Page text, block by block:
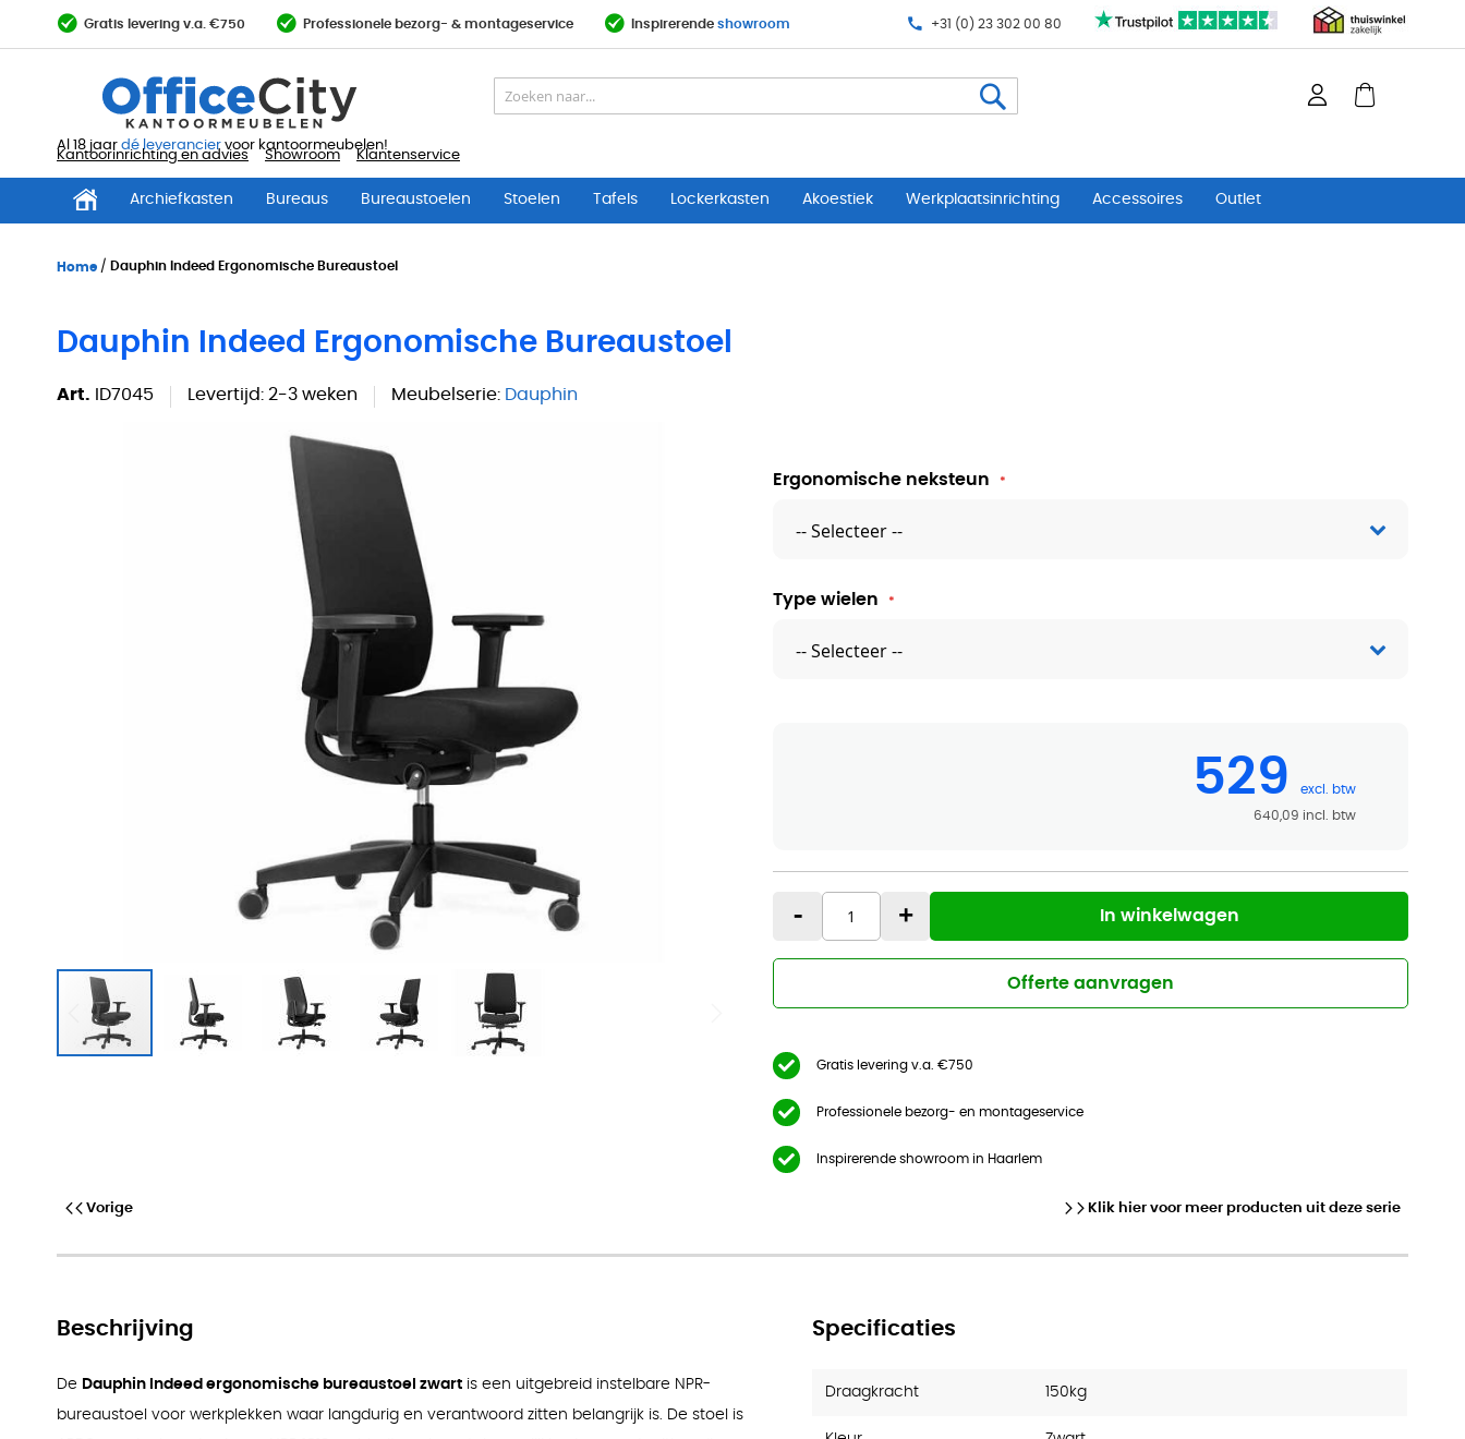
Gratis levering v.a. €750 Professionele bezorg- & montageservice Inspirerende showroom +31 (0) 23 302 00 80
Al 18 jaar dé leverancier voor kantoormeubelen!
Kantoorinrichting en advies Showroom Klantenservice
Archiefkasten Bureaus Bureaustoelen Stoelen Tafels Lockerkasten Akoestiek Werkplaatsinrichting Accessoires Outlet
Home Dauphin Indeed Ergonomische Bureaustoel
Dauphin Indeed Ergonomische Bureaustoel
Art. ID7045 Levertijd: 2-3 weken Meubelserie: Dauphin
Dauphin Indeed Ergonomische Bureaustoel
Ergonomische neksteun
Type wielen
529
640,09
- + In winkelwagen
Offerte aanvragen
Gratis levering v.a. €750
Professionele bezorg- en montageservice
Inspirerende showroom in Haarlem
Vorige Klik hier voor meer producten uit deze serie
Beschrijving
De Dauphin Indeed ergonomische bureaustoel zwart is een uitgebreid instelbare NPR-
bureaustoel voor werkplekken waar langdurig en verantwoord zitten belangrijk is. De stoel is
Specificaties
Draagkracht 150kg